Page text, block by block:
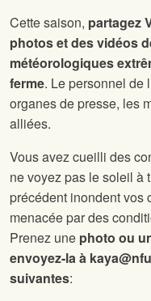
Cette saison, partagez
photos et des vidéos
météorologiques
ferme. Le personnel de
organes de presse, les
alliées.
Vous avez cueilli des
ne voyez pas le soleil à
précédent inondent vos
menacée par des
Prenez une photo ou
envoyez-la à
suivantes: